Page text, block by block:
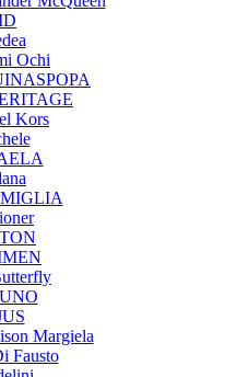
Ochi
Kors
Margiela
Fausto